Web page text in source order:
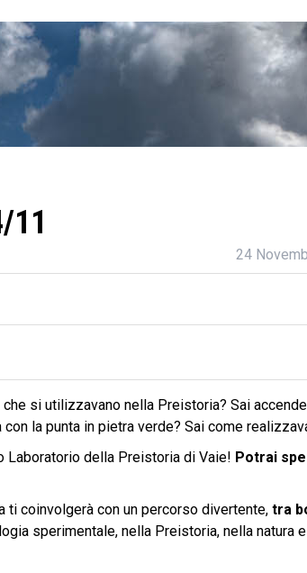
11
24
si utilizzavano nella Preistoria? Sai
con la punta in pietra verde? Sai come
Laboratorio della Preistoria di Vaie! Potrai
coinvolgerà con un percorso divertente, tra
sperimentale, nella Preistoria, nella natura